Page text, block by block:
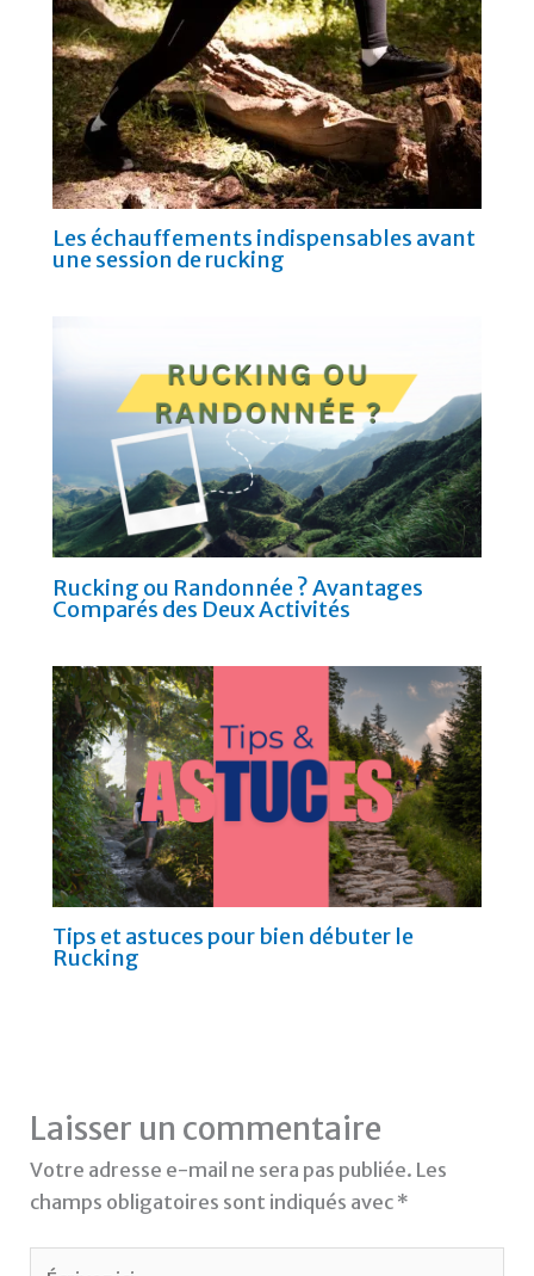
Les échauffements indispensables avant
une session de rucking
Rucking ou Randonnée ? Avantages
Comparés des Deux Activités
Tips et astuces pour bien débuter le
Rucking
Laisser un commentaire
Votre adresse e-mail ne sera pas publiée. Les
champs obligatoires sont indiqués avec *
Écrivez